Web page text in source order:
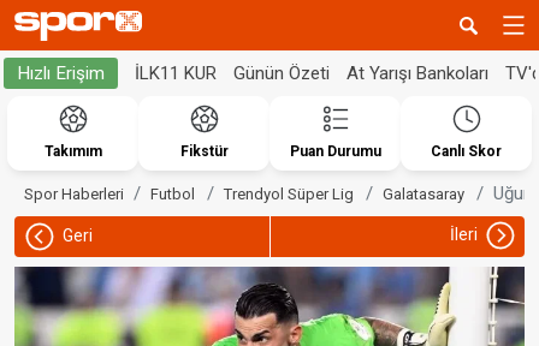
Hızlı Erişim İLK11 KUR Günün Özeti At Yarışı Bankoları
Takımım Fikstür Puan Durumu Canlı Skor
Spor Haberleri Futbol Trendyol Süper Lig Galatasaray
Geri İleri